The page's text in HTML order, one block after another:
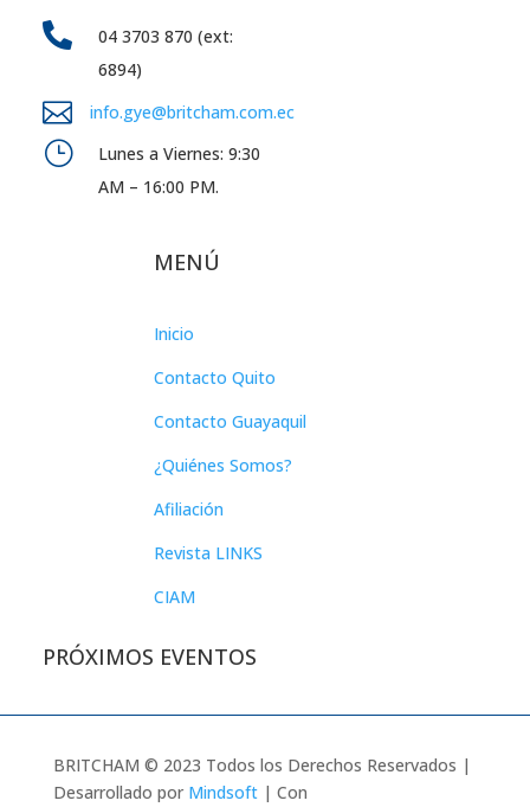

04 3703 870 (ext:
6894)
 info.gye@britcham.com.ec
}
Lunes a Viernes: 9:30
AM – 16:00 PM.
MENÚ
Inicio
Contacto Quito
Contacto Guayaquil
¿Quiénes Somos?
Afiliación
Revista LINKS
CIAM
PRÓXIMOS EVENTOS
BRITCHAM © 2023 Todos los Derechos Reservados |
Desarrollado por Mindsoft| Con